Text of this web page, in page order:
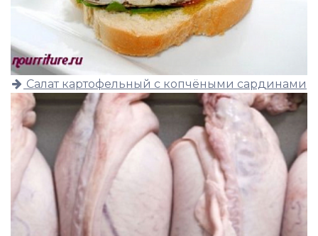
Салат картофельный с копчёными сардинами